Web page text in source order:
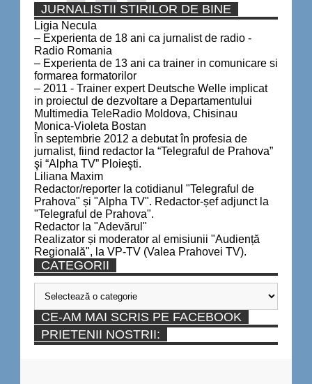
JURNALISTII STIRILOR DE BINE
Ligia Necula
– Experienta de 18 ani ca jurnalist de radio -
Radio Romania
– Experienta de 13 ani ca trainer in comunicare si
formarea formatorilor
– 2011 - Trainer expert Deutsche Welle implicat
in proiectul de dezvoltare a Departamentului
Multimedia TeleRadio Moldova, Chisinau
Monica-Violeta Bostan
În septembrie 2012 a debutat în profesia de
jurnalist, fiind redactor la “Telegraful de Prahova”
şi “Alpha TV” Ploieşti.
Liliana Maxim
Redactor/reporter la cotidianul "Telegraful de
Prahova" și "Alpha TV". Redactor-șef adjunct la
"Telegraful de Prahova".
Redactor la "Adevărul"
Realizator și moderator al emisiunii "Audiență
Regională", la VP-TV (Valea Prahovei TV).
CATEGORII
Categorii
CE-AM MAI SCRIS PE FACEBOOK
PRIETENII NOSTRII: